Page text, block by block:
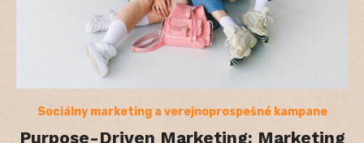
Sociálny marketing a verejnoprospešné kampane
Purpose-Driven Marketing: Marketing